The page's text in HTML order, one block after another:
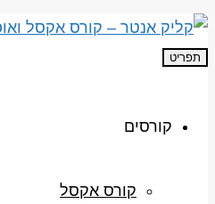
תפריט
קורסים
קורס אקסל